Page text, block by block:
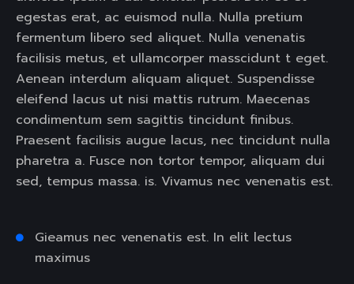
egestas erat, ac euismod nulla. Nulla pretium
fermentum libero sed aliquet. Nulla venenatis
facilisis metus, et ullamcorper masscidunt t eget.
Aenean interdum aliquam aliquet. Suspendisse
eleifend lacus ut nisi mattis rutrum. Maecenas
condimentum sem sagittis tincidunt finibus.
Praesent facilisis augue lacus, nec tincidunt nulla
pharetra a. Fusce non tortor tempor, aliquam dui
sed, tempus massa. is. Vivamus nec venenatis est.
Gieamus nec venenatis est. In elit lectus
maximus